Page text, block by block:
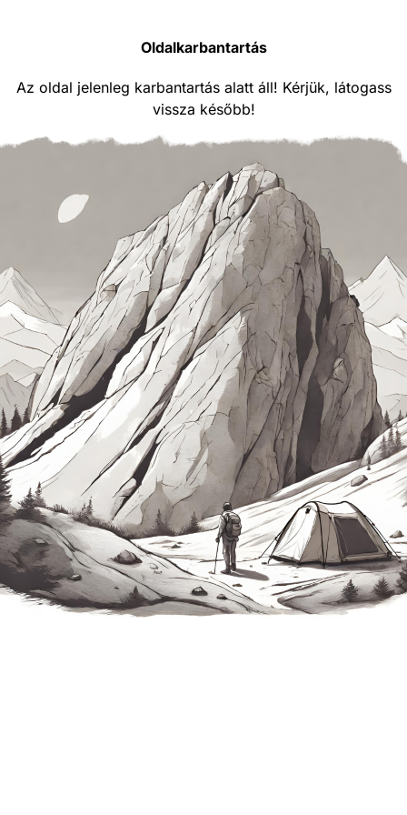
Oldalkarbantartás
Az oldal jelenleg karbantartás alatt áll! Kérjük, látogass
vissza később!